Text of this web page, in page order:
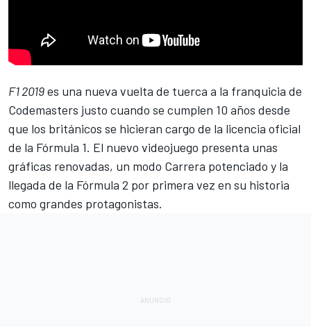
F1 2019es una nueva vuelta de tuerca a la franquicia de
Codemasters justo cuando se cumplen 10 años desde
que los británicos se hicieran cargo de la licencia oficial
de la Fórmula 1. El nuevo videojuego presenta unas
gráficas renovadas, un modo Carrera potenciado y la
llegada de la Fórmula 2 por primera vez en su historia
como grandes protagonistas.